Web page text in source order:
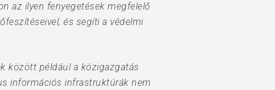
az ilyen fenyegetések megfelelő
és segíti a védelmi
között például a közigazgatás
információs infrastruktúrák nem